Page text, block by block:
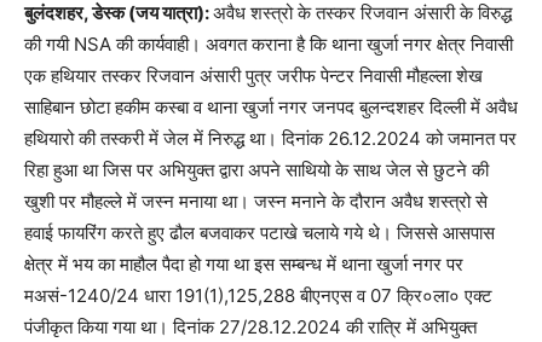
बुलंदशहर, डेस्क (जय यात्रा):अवैध शस्त्रो के तस्कर रिजवान अंसारी के विरुद्ध
की गयी NSA की कार्यवाही। अवगत कराना है कि थाना खुर्जा नगर क्षेत्र निवासी
एक हथियार तस्कर रिजवान अंसारी पुत्र जरीफ पेन्टर निवासी मौहल्ला शेख
साहिबान छोटा हकीम कस्बा व थाना खुर्जा नगर जनपद बुलन्दशहर दिल्ली में अवैध
हथियारो की तस्करी में जेल में निरुद्ध था। दिनांक 26.12.2024 को जमानत पर
रिहा हुआ था जिस पर अभियुक्त द्वारा अपने साथियो के साथ जेल से छुटने की
खुशी पर मौहल्ले में जस्न मनाया था। जस्न मनाने के दौरान अवैध शस्त्रो से
हवाई फायरिंग करते हुए ढौल बजवाकर पटाखे चलाये गये थे। जिससे आसपास
क्षेत्र में भय का माहौल पैदा हो गया था इस सम्बन्ध में थाना खुर्जा नगर पर
मअसं-1240/24 धारा 191(1),125,288 बीएनएस व 07 क्रि०ला० एक्ट
पंजीकृत किया गया था। दिनांक 27/28.12.2024 की रात्रि में अभियुक्त